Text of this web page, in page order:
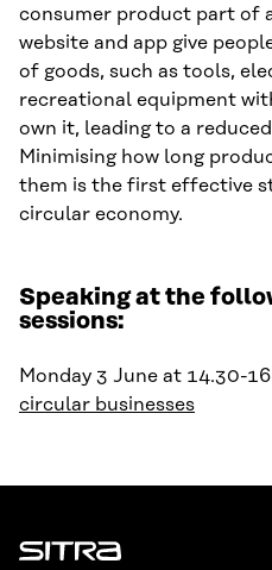
consumer product part of
website and app give
of goods, such as tools,
recreational equipment
own it, leading to a
Minimising how long
them is the first effective
circular economy.
Speaking at the
sessions:
Monday 3 June at 14.30-
circular businesses
Sitra